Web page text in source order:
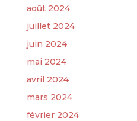
août 2024
juillet 2024
juin 2024
mai 2024
avril 2024
mars 2024
février 2024